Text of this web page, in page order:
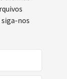
nos